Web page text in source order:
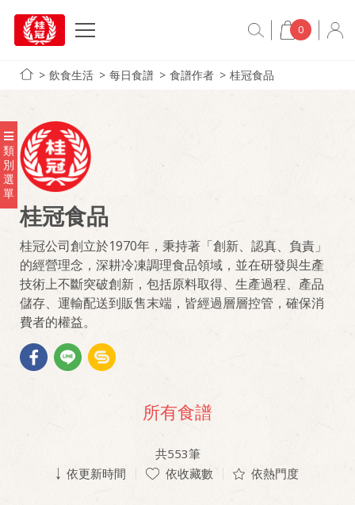
0
飲食生活 每日食譜 食譜作者 桂冠食品
類
別
選
單
桂冠食品
桂冠公司創立於1970年，秉持著「創新、認真、負責」
的經營理念，深耕冷凍調理食品領域，並在研發與生產
技術上不斷突破創新，包括原料取得、生產過程、產品
儲存、運輸配送到販售末端，皆經過層層控管，確保消
費者的權益。
所有食譜
共553筆
依更新時間
依收藏數 依熱門度